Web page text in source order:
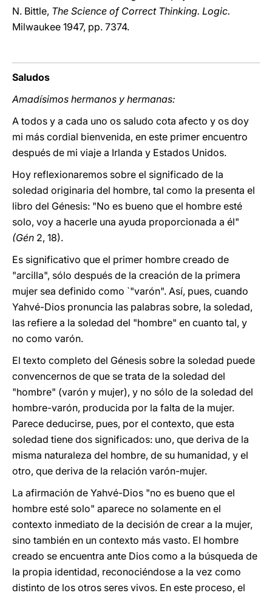
N. Bittle, The Science of Correct Thinking. Logic.
Milwaukee 1947, pp. 7374.
Saludos
Amadísimos hermanos y hermanas:
A todos y a cada uno os saludo cota afecto y os doy
mi más cordial bienvenida, en este primer encuentro
después de mi viaje a Irlanda y Estados Unidos.
Hoy reflexionaremos sobre el significado de la
soledad originaria del hombre, tal como la presenta el
libro del Génesis: "No es bueno que el hombre esté
solo, voy a hacerle una ayuda proporcionada a él"
(Gén 2, 18).
Es significativo que el primer hombre creado de
"arcilla", sólo después de la creación de la primera
mujer sea definido como `"varón". Así, pues, cuando
Yahvé-Dios pronuncia las palabras sobre, la soledad,
las refiere a la soledad del "hombre" en cuanto tal, y
no como varón.
El texto completo del Génesis sobre la soledad puede
convencernos de que se trata de la soledad del
"hombre" (varón y mujer), y no sólo de la soledad del
hombre-varón, producida por la falta de la mujer.
Parece deducirse, pues, por el contexto, que esta
soledad tiene dos significados: uno, que deriva de la
misma naturaleza del hombre, de su humanidad, y el
otro, que deriva de la relación varón-mujer.
La afirmación de Yahvé-Dios "no es bueno que el
hombre esté solo" aparece no solamente en el
contexto inmediato de la decisión de crear a la mujer,
sino también en un contexto más vasto. El hombre
creado se encuentra ante Dios como a la búsqueda de
la propia identidad, reconociéndose a la vez como
distinto de los otros seres vivos. En este proceso, el